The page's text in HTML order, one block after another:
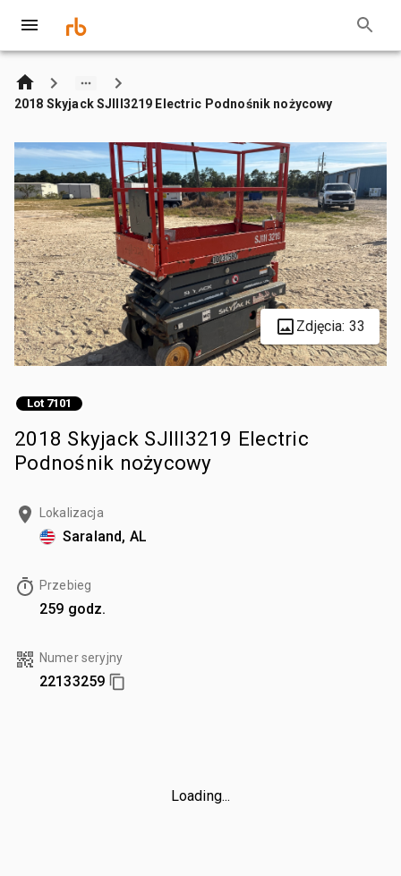
2018 Skyjack SJIII3219 Electric Podnośnik nożycowy
Zdjęcia: 33
Lot 7101
2018 Skyjack SJIII3219 Electric
Podnośnik nożycowy
Lokalizacja
Saraland, AL
Przebieg
259 godz.
Numer seryjny
22133259
Loading...